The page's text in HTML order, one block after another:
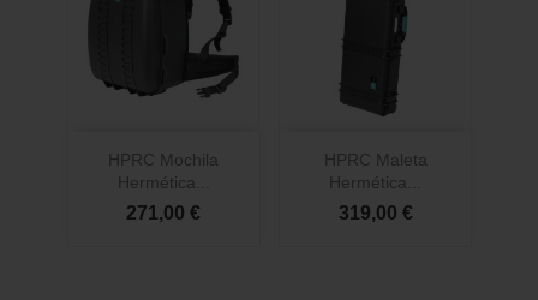
HPRC Mochila
Hermética...
271,00 €
HPRC Maleta
Hermética...
319,00 €